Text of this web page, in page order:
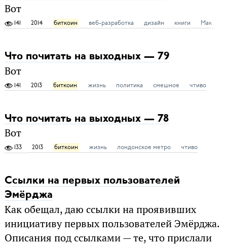
Вот
141 2014 биткоин веб-разработка дизайн книги Мак
Что почитать на выходных — 79
Вот
141 2013 биткоин жизнь политика смешное чтиво
Что почитать на выходных — 78
Вот
133 2013 биткоин жизнь лондонское метро чтиво
Ссылки на первых пользователей
Эмёрджа
Как обещал, даю ссылки на проявивших
инициативу первых пользователей Эмёрджа.
Описания под ссылками — те, что прислали